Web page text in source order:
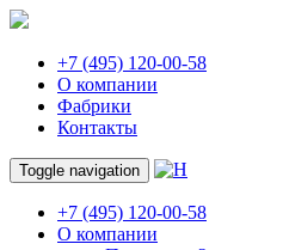
+7 (495) 120-00-58
О компании
Фабрики
Контакты
Toggle navigation
+7 (495) 120-00-58
О компании